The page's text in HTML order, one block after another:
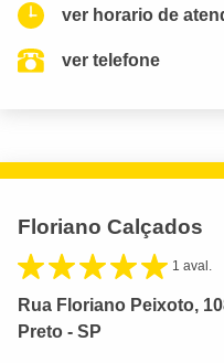
ver horario de
ver telefone
Floriano Calçados
1 aval.
Rua Floriano Peixoto,
Preto - SP